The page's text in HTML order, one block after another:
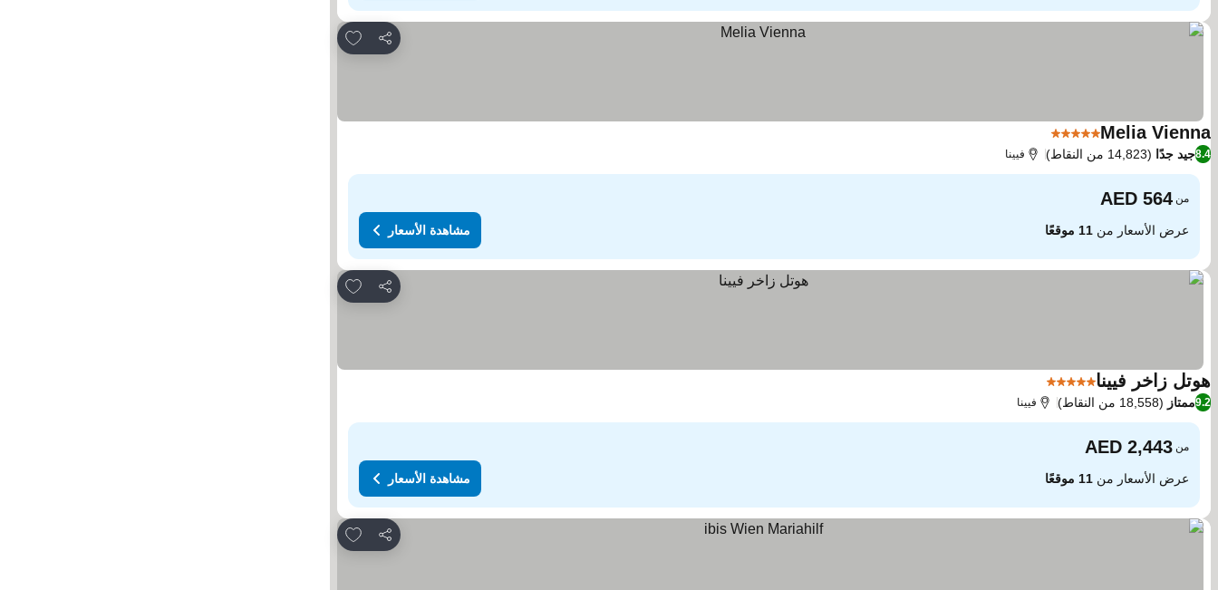
مشاركة
Add to favorites
Melia Vienna5 عدد النجوم
8.4جيد جدًا (14,823 من النقاط) فيينا
من
عرض الأسعار من 11 موقعًا مشاهدة الأسعار
مشاركة
Add to favorites
هوتل زاخر فيينا5 عدد النجوم
9.2ممتاز (18,558 من النقاط) فيينا
من
عرض الأسعار من 11 موقعًا مشاهدة الأسعار
مشاركة
Add to favorites